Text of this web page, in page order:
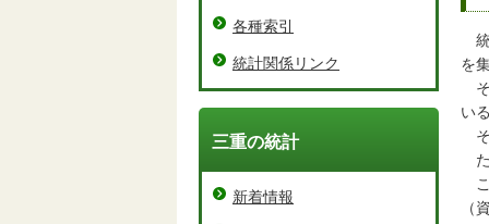
統
を
そ
い
そ
た
こ
（
各種索引
統計関係リンク
三重の統計
新着情報